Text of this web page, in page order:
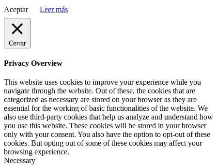
Aceptar
Leer más
Cerrar
Privacy Overview
This website uses cookies to improve your experience while you
navigate through the website. Out of these, the cookies that are
categorized as necessary are stored on your browser as they are
essential for the working of basic functionalities of the website. We
also use third-party cookies that help us analyze and understand how
you use this website. These cookies will be stored in your browser
only with your consent. You also have the option to opt-out of these
cookies. But opting out of some of these cookies may affect your
browsing experience.
Necessary